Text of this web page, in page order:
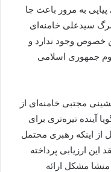
به مرور باعث جا
سیدعلی خامنه‌ای
خصوص وجود ندارد و
جمهوری اسلامی
مجتبی خامنه‌ای از
آینده تیره‌تری برای
از اینکه رهبری محتمل
این ارزیابی پرداخته
مشکل ارائه